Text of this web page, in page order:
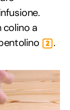
a
2 .